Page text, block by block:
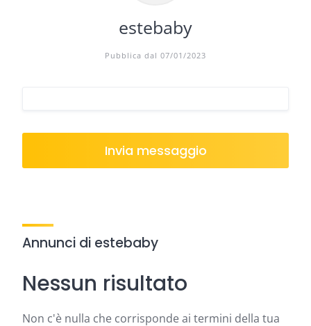
estebaby
Pubblica dal 07/01/2023
Invia messaggio
Annunci di estebaby
Nessun risultato
Non c'è nulla che corrisponde ai termini della tua